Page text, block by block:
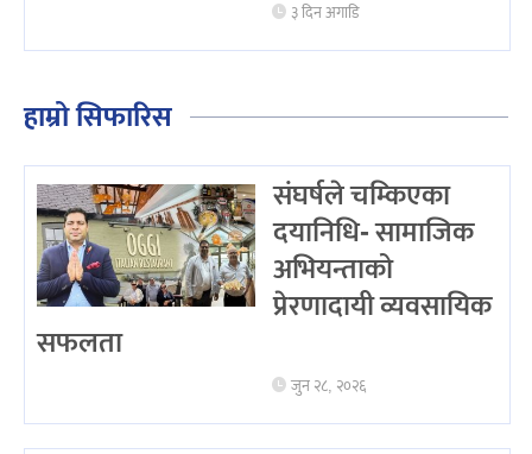
३ दिन अगाडि
हाम्रो सिफारिस
संघर्षले चम्किएका
दयानिधि- सामाजिक
अभियन्ताको
प्रेरणादायी व्यवसायिक
सफलता
जुन २८, २०२६